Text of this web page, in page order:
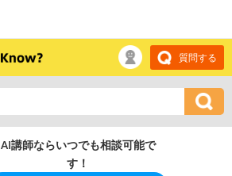
質問する
AI講師ならいつでも相談可能で
す！